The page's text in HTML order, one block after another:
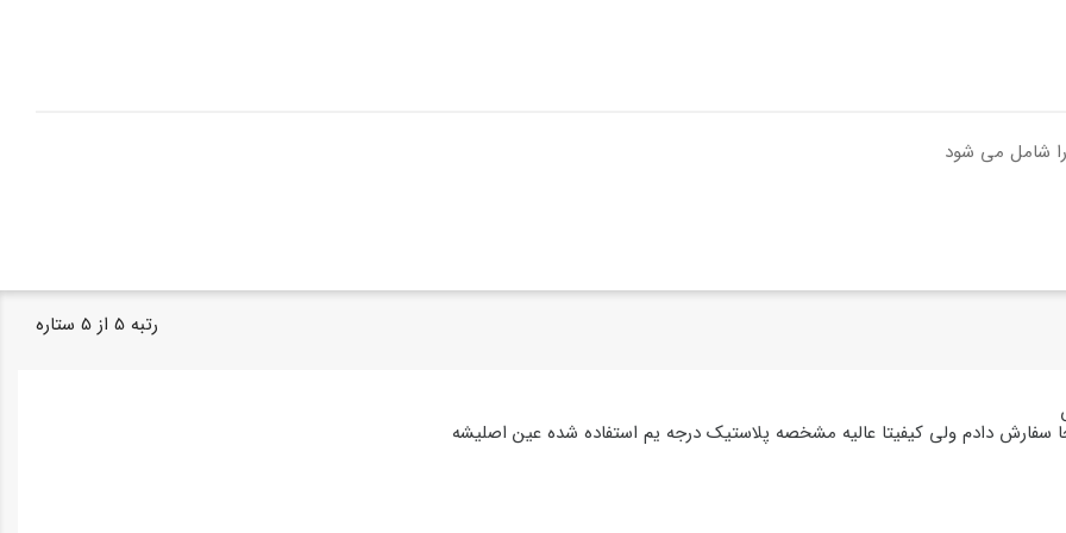
رتبه 5 از 5 ستاره
سفارش دادم ولی کیفیتا عالیه مشخصه پلاستیک درجه یم استفاده شده عین اصلیشه